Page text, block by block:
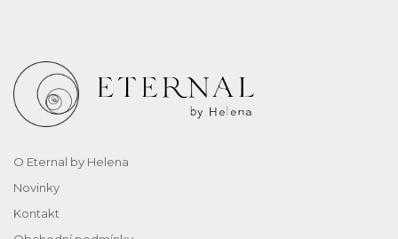
O Eternal by Helena
Novinky
Kontakt